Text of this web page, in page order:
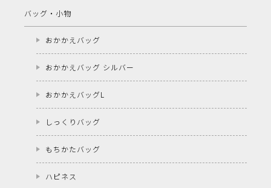
バッグ・小物
おかかえバッグ
おかかえバッグ シルバー
おかかえバッグL
しっくりバッグ
もちかたバッグ
ハピネス